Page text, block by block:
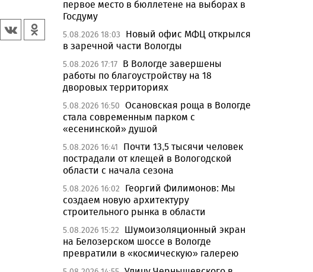
первое место в бюллетене на выборах в
Госдуму
5.08.2026 18:03
Новый офис МФЦ открылся
в заречной части Вологды
5.08.2026 17:17 В Вологде завершены
работы по благоустройству на 18
дворовых территориях
5.08.2026 16:50 Осановская роща в Вологде
стала современным парком с
«есенинской» душой
5.08.2026 16:41
Почти 13,5 тысячи человек
пострадали от клещей в Вологодской
области с начала сезона
5.08.2026 16:02
Георгий Филимонов: Мы
создаем новую архитектуру
строительного рынка в области
5.08.2026 15:22
Шумоизоляционный экран
на Белозерском шоссе в Вологде
превратили в «космическую» галерею